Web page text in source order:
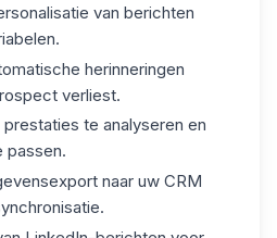
van berichten
herinneringen
verliest.
te analyseren en
passen.
naar uw CRM